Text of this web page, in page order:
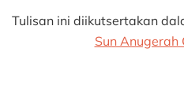
Tulisan ini diikutsertakan
Sun